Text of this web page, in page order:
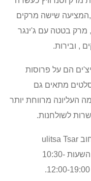
שישה מרקים
מרק בטטה עם ג'ינגר
, ובירות.
הם על פרוסות
מתאים גם
העליונה מרווחת יותר
לשולחנות.
ulitsa Tsar
, פתוח בימי שני-שישי בין השעות 10:30-